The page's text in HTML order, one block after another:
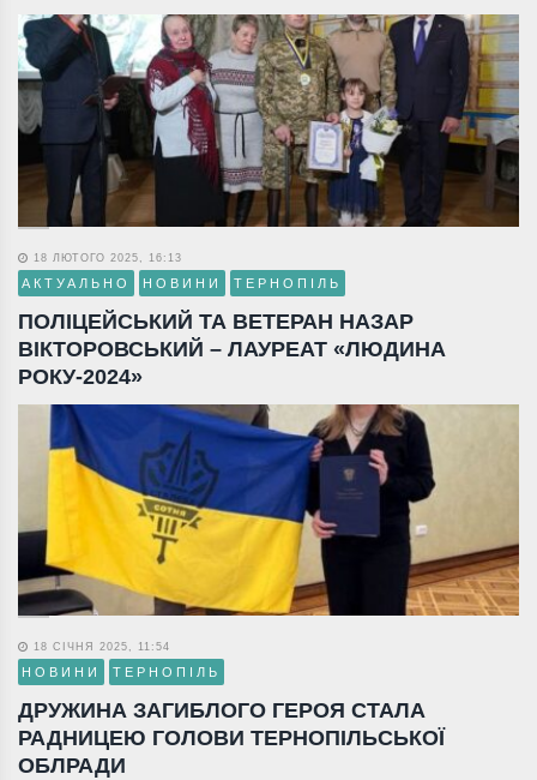
18 ЛЮТОГО 2025, 16:13
АКТУАЛЬНО НОВИНИ ТЕРНОПІЛЬ
ПОЛІЦЕЙСЬКИЙ ТА ВЕТЕРАН НАЗАР
ВІКТОРОВСЬКИЙ – ЛАУРЕАТ «ЛЮДИНА
РОКУ-2024»
18 СІЧНЯ 2025, 11:54
НОВИНИ ТЕРНОПІЛЬ
ДРУЖИНА ЗАГИБЛОГО ГЕРОЯ СТАЛА
РАДНИЦЕЮ ГОЛОВИ ТЕРНОПІЛЬСЬКОЇ
ОБЛРАДИ